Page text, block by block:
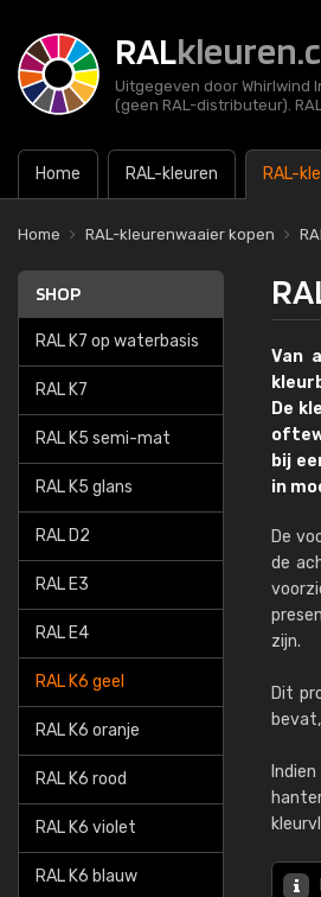
RAL
Uitgegeven door Whirlwind
(geen RAL-distributeur).
Home RAL-kleuren RAL-
Home RAL-kleurenwaaier kopen
SHOP
RAL K7 op waterbasis
RAL K7
RAL K5 semi-mat
RAL K5 glans
RAL D2
RAL E3
RAL E4
RAL K6 geel
RAL K6 oranje
RAL K6 rood
RAL K6 violet
RAL K6 blauw
Van
De
bij
in
De
de
zijn.
Dit